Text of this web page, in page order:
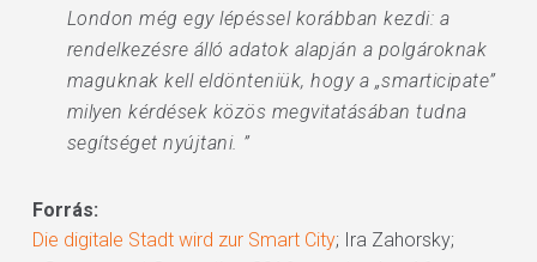
London még egy lépéssel korábban kezdi: a
rendelkezésre álló adatok alapján a polgároknak
maguknak kell eldönteniük, hogy a „smarticipate”
milyen kérdések közös megvitatásában tudna
segítséget nyújtani. ”
Forrás:
Die digitale Stadt wird zur Smart City; Ira Zahorsky;